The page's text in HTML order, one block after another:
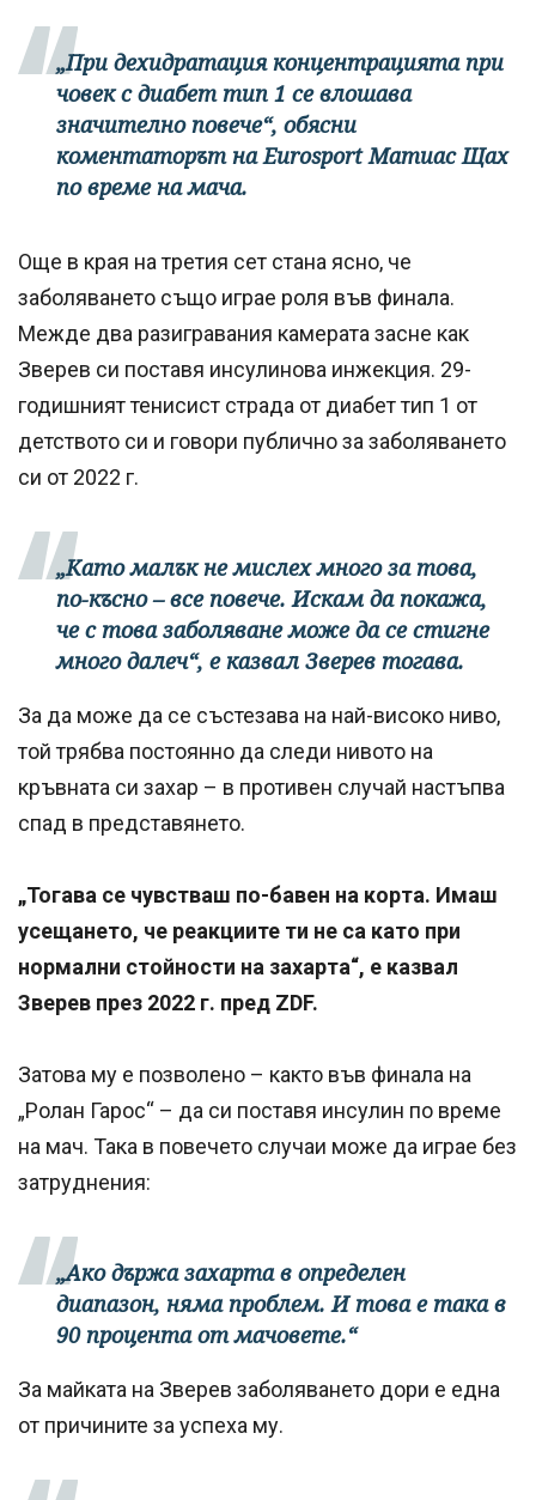
„При дехидратация концентрацията при
човек с диабет тип 1 се влошава
значително повече“, обясни
коментаторът на Eurosport Матиас Щах
по време на мача.
Още в края на третия сет стана ясно, че
заболяването също играе роля във финала.
Межде два разигравания камерата засне как
Зверев си поставя инсулинова инжекция. 29-
годишният тенисист страда от диабет тип 1 от
детството си и говори публично за заболяването
си от 2022 г.
„Като малък не мислех много за това,
по-късно – все повече. Искам да покажа,
че с това заболяване може да се стигне
много далеч“, е казвал Зверев тогава.
За да може да се състезава на най-високо ниво,
той трябва постоянно да следи нивото на
кръвната си захар – в противен случай настъпва
спад в представянето.
„Тогава се чувстваш по-бавен на корта. Имаш
усещането, че реакциите ти не са като при
нормални стойности на захарта“, е казвал
Зверев през 2022 г. пред ZDF.
Затова му е позволено – както във финала на
„Ролан Гарос“ – да си поставя инсулин по време
на мач. Така в повечето случаи може да играе без
затруднения:
„Ако държа захарта в определен
диапазон, няма проблем. И това е така в
90 процента от мачовете.“
За майката на Зверев заболяването дори е една
от причините за успеха му.